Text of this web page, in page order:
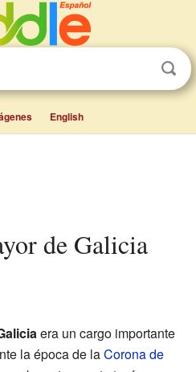
English
era un cargo importante
la época de laCorona de